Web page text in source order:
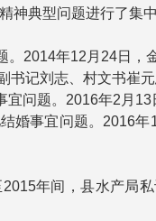
神典型问题进行了集
。2014年12月24日
记刘志、村文书崔
问题。2016年2月
婚事宜问题。2016
年间，县水产局